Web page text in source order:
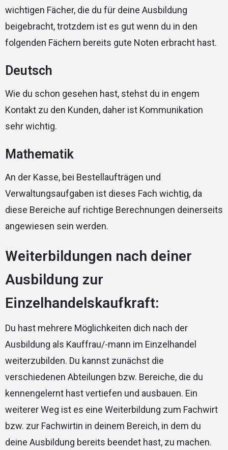
wichtigen Fächer, die du für deine Ausbildung
beigebracht, trotzdem ist es gut wenn du in den
folgenden Fächern bereits gute Noten erbracht hast.
Deutsch
Wie du schon gesehen hast, stehst du in engem
Kontakt zu den Kunden, daher ist Kommunikation
sehr wichtig.
Mathematik
An der Kasse, bei Bestellaufträgen und
Verwaltungsaufgaben ist dieses Fach wichtig, da
diese Bereiche auf richtige Berechnungen deinerseits
angewiesen sein werden.
Weiterbildungen nach deiner
Ausbildung zur
Einzelhandelskaufkraft:
Du hast mehrere Möglichkeiten dich nach der
Ausbildung als Kauffrau/-mann im Einzelhandel
weiterzubilden. Du kannst zunächst die
verschiedenen Abteilungen bzw. Bereiche, die du
kennengelernt hast vertiefen und ausbauen. Ein
weiterer Weg ist es eine Weiterbildung zum Fachwirt
bzw. zur Fachwirtin in deinem Bereich, in dem du
deine Ausbildung bereits beendet hast, zu machen.